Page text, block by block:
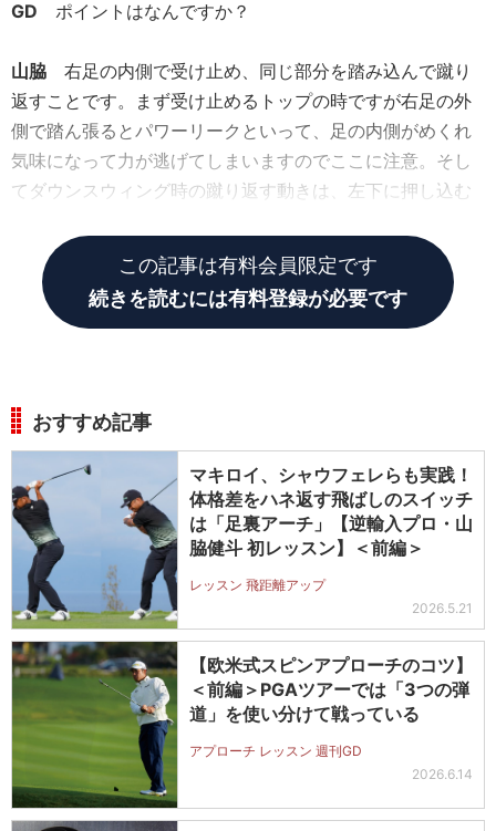
GD ポイントはなんですか？
山脇 右足の内側で受け止め、同じ部分を踏み込んで蹴り
返すことです。まず受け止めるトップの時ですが右足の外
側で踏ん張るとパワーリークといって、足の内側がめくれ
気味になって力が逃げてしまいますのでここに注意。そし
てダウンスウィング時の蹴り返す動きは、左下に押し込む
この記事は有料会員限定です
続きを読むには有料登録が必要です
おすすめ記事
マキロイ、シャウフェレらも実践！
体格差をハネ返す飛ばしのスイッチ
は「足裏アーチ」【逆輸入プロ・山
脇健斗 初レッスン】＜前編＞
レッスン 飛距離アップ
2026.5.21
【欧米式スピンアプローチのコツ】
＜前編＞PGAツアーでは「3つの弾
道」を使い分けて戦っている
アプローチ レッスン 週刊GD
2026.6.14